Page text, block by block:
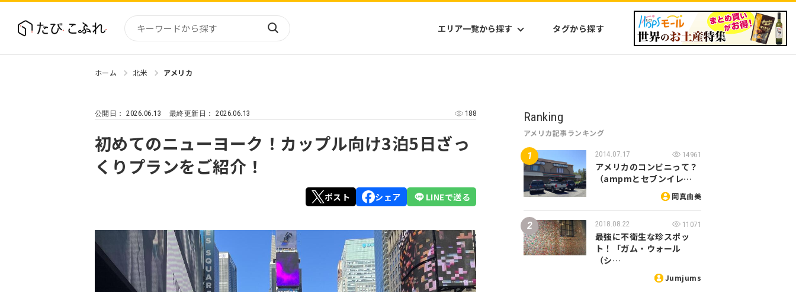
エリア一覧から探す タグから探す
東北
中部・北陸
近畿
四国
沖縄
アジア
北米
中南米
ハワイ
ミクロネシア
オセアニア
ホーム 北米 アメリカ
公開日：2026.06.13 最終更新日：2026.06.13 188
初めてのニューヨーク！カップル向け3泊5日ざっ
くりプランをご紹介！
ポスト シェア LINEで送る
Ranking
アメリカ記事ランキング
2014.07.17 14961
アメリカのコンビニって？
（ampmとセブンイレ…
岡真由美
2018.08.22 11071
最強に不衛生な珍スポッ
ト！「ガム・ウォール
（シ…
Jumjums